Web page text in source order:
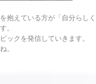
抱えている方が「自分らしく
。
ックを発信していきます。
。